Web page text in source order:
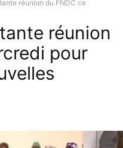
réunion du FNDC ce
réunion
pour